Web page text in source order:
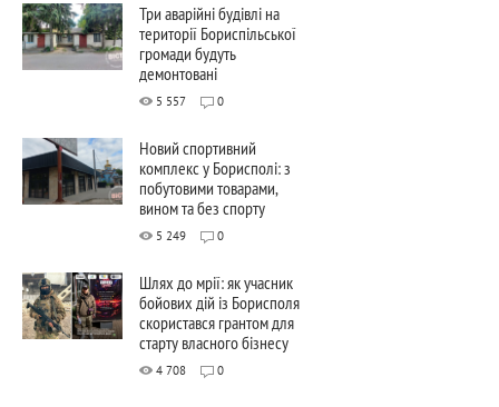
Три аварійні будівлі на
території Бориспільської
громади будуть
демонтовані
5 557 0
Новий спортивний
комплекс у Борисполі: з
побутовими товарами,
вином та без спорту
5 249 0
Шлях до мрії: як учасник
бойових дій із Борисполя
скористався грантом для
старту власного бізнесу
4 708 0